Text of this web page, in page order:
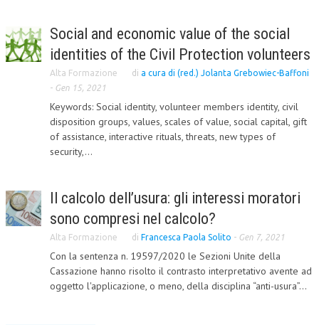
OBIETTIVI
DIREZIONE SCIENTIFICA
CORSI CE.S.E.D.
ARCHIVIO CORSI 2015
BROCHURE CE.S.E.D.
LA RIVISTA
COMITATO SCIENTIFICO
Social and economic value of the social
identities of the Civil Protection volunteers
Alta Formazione di a cura di (red.) Jolanta Grebowiec-Baffoni
- Gen 15, 2021
Keywords: Social identity, volunteer members identity, civil
disposition groups, values, scales of value, social capital, gift
of assistance, interactive rituals, threats, new types of
security,...
Il calcolo dell’usura: gli interessi moratori
sono compresi nel calcolo?
Alta Formazione di Francesca Paola Solito - Gen 7, 2021
Con la sentenza n. 19597/2020 le Sezioni Unite della
Cassazione hanno risolto il contrasto interpretativo avente ad
oggetto l'applicazione, o meno, della disciplina “anti-usura”...